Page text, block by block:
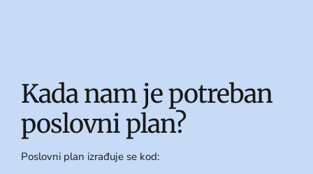
Kada nam je potreban
poslovni plan?
Poslovni plan izrađuje se kod: